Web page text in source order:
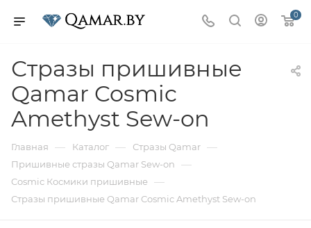
0
Стразы пришивные
Qamar Cosmic
Amethyst Sew-on
Главная — Каталог — Стразы Qamar —
Пришивные стразы Qamar Sew-on —
Cosmic Космики пришивные —
Стразы пришивные Qamar Cosmic Amethyst Sew-on